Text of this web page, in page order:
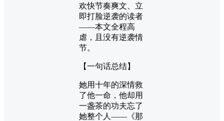
欢快节奏爽文、立
即打脸逆袭的读者
——本文全程高
虐，且没有逆袭情
节。
【一句话总结】
她用十年的深情救
了他一命，他却用
一盏茶的功夫忘了
她整个人——《那